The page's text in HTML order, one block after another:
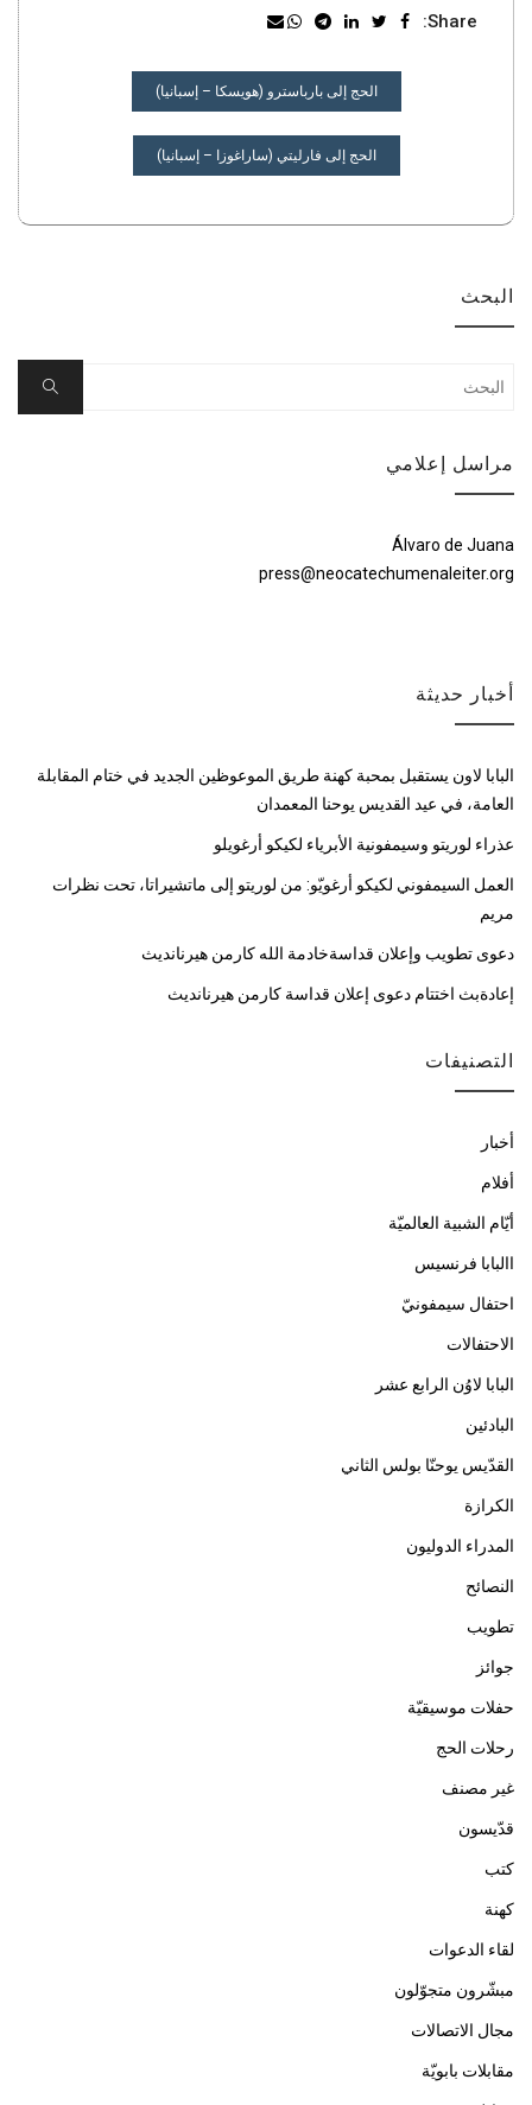
Share:
المقالات
الحج إلى بارباسترو (هويسكا – إسبانيا)
الحج إلى فارليتي (ساراغوزا – إسبانيا)
البحث
Search
Search
مراسل إعلامي
Álvaro de Juana
press@neocatechumenaleiter.org
أخبار حديثة
البابا لاون يستقبل بمحبة كهنة طريق الموعوظين الجديد في ختام المقابلة
العامة، في عيد القديس يوحنا المعمدان
عذراء لوريتو وسيمفونية الأبرياء لكيكو أرغويلو
العمل السيمفوني لكيكو أرغويّو: من لوريتو إلى ماتشيراتا، تحت نظرات
مريم
دعوى تطويب وإعلان قداسةخادمة الله كارمن هيرنانديث
إعادةبث اختتام دعوى إعلان قداسة كارمن هيرنانديث
التصنيفات
أخبار
أفلام
أيّام الشبية العالميّة
االبابا فرنسيس
احتفال سيمفونيّ
الاحتفالات
البابا لاوُن الرابع عشر
البادئين
القدّيس يوحنّا بولس الثاني
الكرازة
المدراء الدوليون
النصائح
تطويب
جوائز
حفلات موسيقيّة
رحلات الحج
غير مصنف
قدّيسون
كتب
كهنة
لقاء الدعوات
مبشّرون متجوّلون
مجال الاتصالات
مقابلات بابويّة